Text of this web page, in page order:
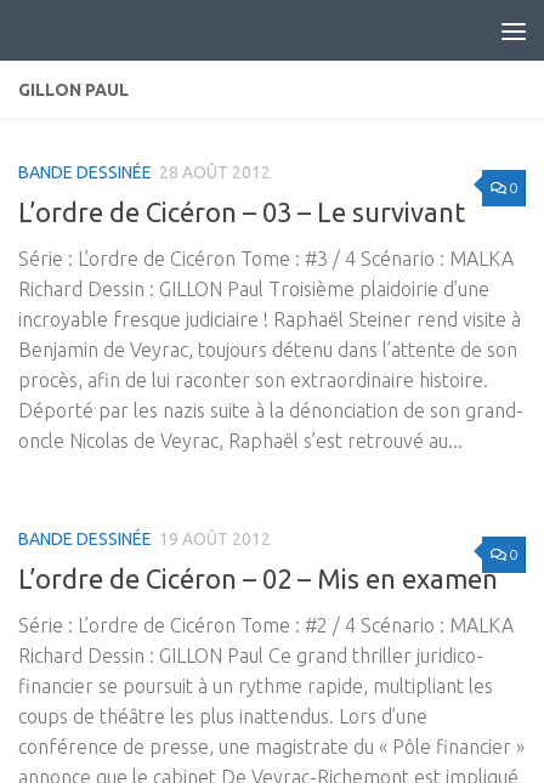
GILLON PAUL
0
BANDE DESSINÉE 28 AOÛT 2012
L’ordre de Cicéron – 03 – Le survivant
Série : L’ordre de Cicéron Tome : #3 / 4 Scénario : MALKA
Richard Dessin : GILLON Paul Troisième plaidoirie d’une
incroyable fresque judiciaire ! Raphaël Steiner rend visite à
Benjamin de Veyrac, toujours détenu dans l’attente de son
procès, afin de lui raconter son extraordinaire histoire.
Déporté par les nazis suite à la dénonciation de son grand-
oncle Nicolas de Veyrac, Raphaël s’est retrouvé au...
0
BANDE DESSINÉE 19 AOÛT 2012
L’ordre de Cicéron – 02 – Mis en examen
Série : L’ordre de Cicéron Tome : #2 / 4 Scénario : MALKA
Richard Dessin : GILLON Paul Ce grand thriller juridico-
financier se poursuit à un rythme rapide, multipliant les
coups de théâtre les plus inattendus. Lors d’une
conférence de presse, une magistrate du « Pôle financier »
annonce que le cabinet De Veyrac-Richemont est impliqué